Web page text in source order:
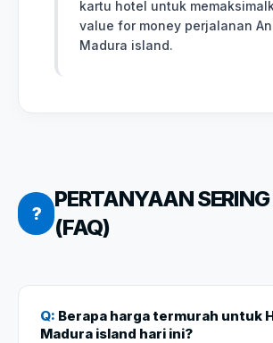
kartu hotel untuk
value for money perjalanan
Madura island.
?
PERTANYAAN
(FAQ)
Q: Berapa harga termurah untuk
Madura island hari ini?